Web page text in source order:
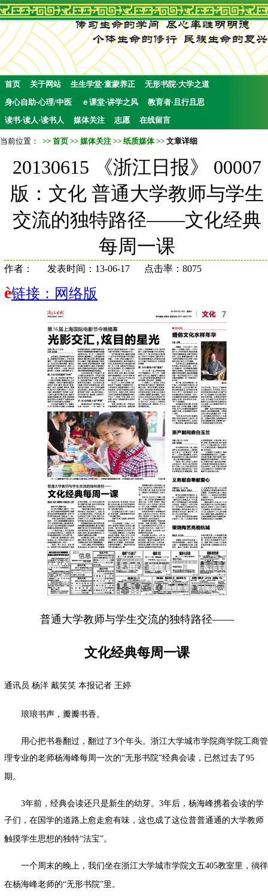
首页 关于网站 生生学堂·童蒙养正
无形书院·大学之道
身心自助·心理/中医
ｅ课堂·讲学之风
教育者·且行且思
读书·读人·读书人
媒体关注 志愿 在线留言
当前位置： >> 首页 >> 媒体关注 >> 纸质媒体>> 文章详细
20130615 《浙江日报》 00007
版：文化 普通大学教师与学生
交流的独特路径——文化经典
每周一课
作者： 发表时间：13-06-17 点击率：8075
è链接：网络版
普通大学教师与学生交流的独特路径——
文化经典每周一课
通讯员 杨洋 戴笑笑 本报记者 王婷
琅琅书声，瓣瓣书香。
用心把书卷翻过，翻过了3个年头。浙江大学城市学院商学院工商管
理专业的老师杨海峰每周一次的“无形书院”经典会读，已然过去了95
期。
3年前，经典会读还只是新生的幼芽。 3年后，杨海峰携着会读的学
子们，在国学的道路上愈走愈有味，这也成了这位普普通通的大学教师
触摸学生思想的独特“法宝”。
一个周末的晚上，我们坐在浙江大学城市学院文五405教室里，徜徉
在杨海峰老师的“无形书院”里。